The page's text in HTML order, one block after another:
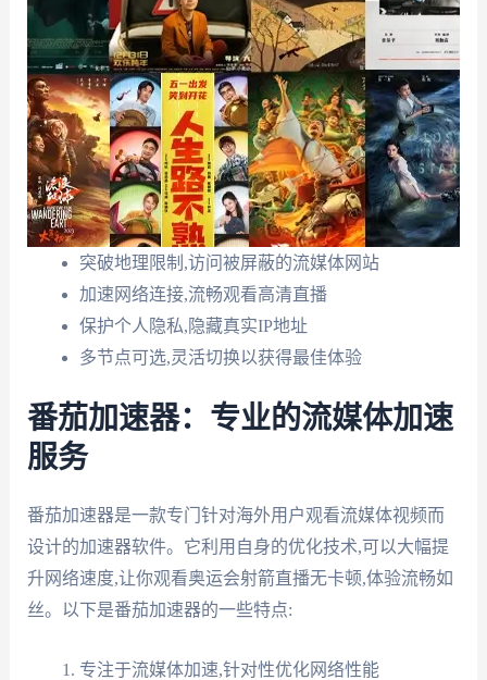
突破地理限制,访问被屏蔽的流媒体网站
加速网络连接,流畅观看高清直播
保护个人隐私,隐藏真实IP地址
多节点可选,灵活切换以获得最佳体验
番茄加速器：专业的流媒体加速
服务
番茄加速器是一款专门针对海外用户观看流媒体视频而
设计的加速器软件。它利用自身的优化技术,可以大幅提
升网络速度,让你观看奥运会射箭直播无卡顿,体验流畅如
丝。以下是番茄加速器的一些特点:
专注于流媒体加速,针对性优化网络性能